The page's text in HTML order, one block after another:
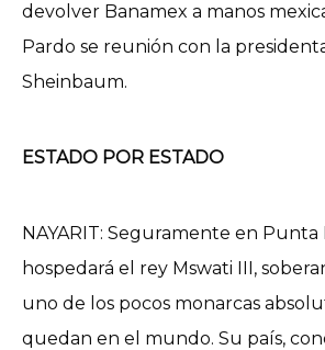
devolver Banamex a manos
Pardo se reunión con la
Sheinbaum.
ESTADO POR ESTADO
NAYARIT: Seguramente en Punta
hospedará el rey Mswati III,
uno de los pocos monarcas
quedan en el mundo. Su país,